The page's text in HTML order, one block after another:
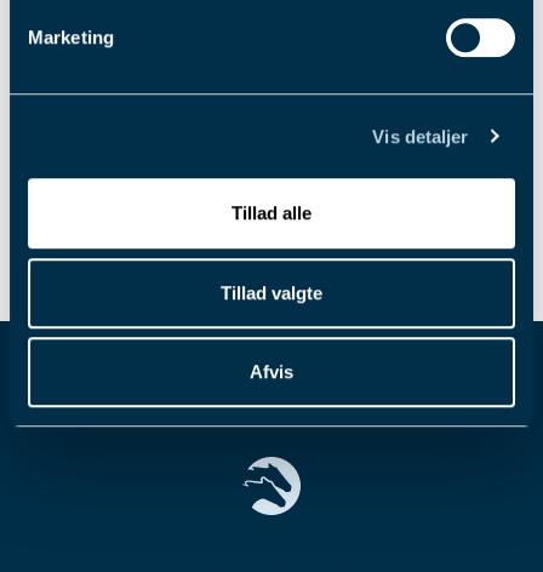
Marketing
Vis detaljer
Tillad alle
Tillad valgte
Afvis
Årets træner
Årets hest(galop)
Menza
Vi glæder os til at dele billederne med jer fra
Hestesportens Galla 2025